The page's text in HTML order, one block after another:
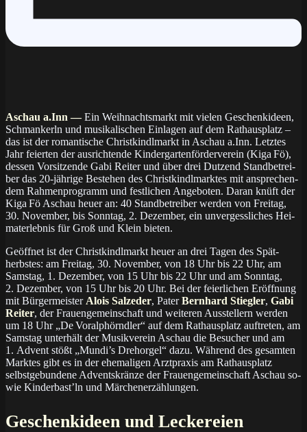
Aschau a.Inn —Ein Weihnachtsmarkt mit vielen Ge­schenk­ideen,
Schman­kerln und mu­si­ka­li­schen Ein­la­gen auf dem Rat­haus­platz –
das ist der ro­man­ti­sche Christ­kindl­markt in Aschau a.Inn. Letz­tes
Jahr feier­ten der aus­rich­ten­de Kin­der­gar­ten­för­der­ver­ein (Ki­ga Fö),
des­sen Vor­sit­zen­de Gabi Reiter und über drei Dut­zend Stand­be­trei­
ber das 20-jäh­ri­ge Be­ste­hen des Christ­kindl­mark­tes mit an­spre­chen­
dem Rah­men­pro­gramm und fest­li­chen An­ge­bo­ten. Da­ran knüft der
Ki­ga Fö Aschau heuer an: 40 Stand­be­trei­ber wer­den von Frei­tag,
30. No­vem­ber, bis Sonn­tag, 2. De­zem­ber, ein un­ver­gess­li­ches Hei­
mat­er­leb­nis für Groß und Klein bieten.
Geöffnet ist der Christkindlmarkt heuer an drei Ta­gen des Spät­
herbs­tes: am Frei­tag, 30. No­vem­ber, von 18 Uhr bis 22 Uhr, am
Sams­tag, 1. De­zem­ber, von 15 Uhr bis 22 Uhr und am Sonn­tag,
2. De­zem­ber, von 15 Uhr bis 20 Uhr. Bei der feier­li­chen Er­öff­nung
mit Bür­ger­meis­ter Alois Salzeder, Pa­terBernhard Stiegler, Gabi
Reiter, der Frauen­ge­mein­schaft und wei­te­ren Aus­stel­lern wer­den
um 18 Uhr „De Vor­alp­hörnd­ler“ auf dem Rat­haus­platz auf­tre­ten, am
Sams­tag un­ter­hält der Mu­sik­ver­ein Aschau die Be­su­cher und am
1. Ad­vent stößt „Mun­di’s Dreh­or­gel“ da­zu. Wäh­rend des ge­sam­ten
Mark­tes gibt es in der ehe­ma­li­gen Arzt­pra­xis am Rat­haus­platz
selbst­ge­bun­de­ne Ad­vents­krän­ze der Frauen­ge­mein­schaft Aschau so­
wie Kin­der­bast’ln und Mär­chen­er­zäh­lun­gen.
Geschenkideen und Leckereien